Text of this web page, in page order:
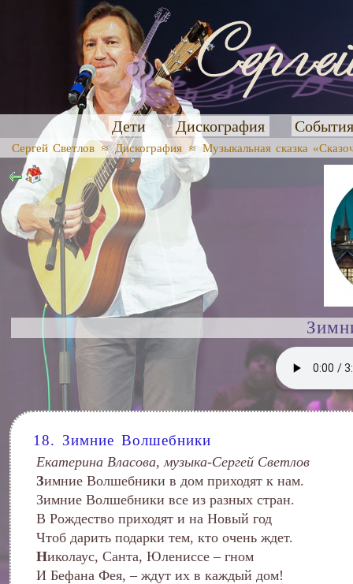
Дети Дискография
Сергей Светлов ≈Дискография ≈ Музыкальная сказка
18. Зимние Волшебники
Екатерина Власова, музыка-Сергей Светлов
Зимние Волшебники в дом приходят к нам.
Зимние Волшебники все из разных стран.
В Рождество приходят и на Новый год
Чтоб дарить подарки тем, кто очень ждет.
Николаус, Санта, Юлениссе – гном
И Бефана Фея, – ждут их в каждый дом!